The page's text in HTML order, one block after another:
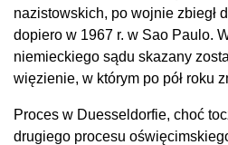
nazistowskich, po wojnie zbiegł
dopiero w 1967 r. w Sao Paulo.
niemieckiego sądu skazany
więzienie, w którym po pół roku
Proces w Duesseldorfie, choć
drugiego procesu